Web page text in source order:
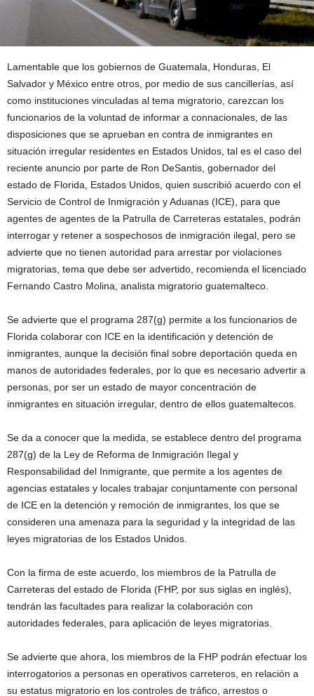
Lamentable que los gobiernos de Guatemala, Honduras, El
Salvador y México entre otros, por medio de sus cancillerías, así
como instituciones vinculadas al tema migratorio, carezcan los
funcionarios de la voluntad de informar a connacionales, de las
disposiciones que se aprueban en contra de inmigrantes en
situación irregular residentes en Estados Unidos, tal es el caso del
reciente anuncio por parte de Ron DeSantis, gobernador del
estado de Florida, Estados Unidos, quien suscribió acuerdo con el
Servicio de Control de Inmigración y Aduanas (ICE), para que
agentes de agentes de la Patrulla de Carreteras estatales, podrán
interrogar y retener a sospechosos de inmigración ilegal, pero se
advierte que no tienen autoridad para arrestar por violaciones
migratorias, tema que debe ser advertido, recomienda el licenciado
Fernando Castro Molina, analista migratorio guatemalteco.
Se advierte que el programa 287(g) permite a los funcionarios de
Florida colaborar con ICE en la identificación y detención de
inmigrantes, aunque la decisión final sobre deportación queda en
manos de autoridades federales, por lo que es necesario advertir a
personas, por ser un estado de mayor concentración de
inmigrantes en situación irregular, dentro de ellos guatemaltecos.
Se da a conocer que la medida, se establece dentro del programa
287(g) de la Ley de Reforma de Inmigración Ilegal y
Responsabilidad del Inmigrante, que permite a los agentes de
agencias estatales y locales trabajar conjuntamente con personal
de ICE en la detención y remoción de inmigrantes, los que se
consideren una amenaza para la seguridad y la integridad de las
leyes migratorias de los Estados Unidos.
Con la firma de este acuerdo, los miembros de la Patrulla de
Carreteras del estado de Florida (FHP, por sus siglas en inglés),
tendrán las facultades para realizar la colaboración con
autoridades federales, para aplicación de leyes migratorias.
Se advierte que ahora, los miembros de la FHP podrán efectuar los
interrogatorios a personas en operativos carreteros, en relación a
su estatus migratorio en los controles de tráfico, arrestos o